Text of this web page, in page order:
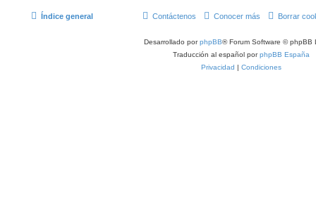
Índice general Borrar
Conocer más
Contáctenos
Desarrollado porphpBB® Forum Software © phpBB
Traducción al español porphpBB España
Privacidad | Condiciones